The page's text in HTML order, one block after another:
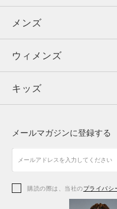
メンズ
ウィメンズ
キッズ
アクセサリー
メンズ
トップス
ボトムス
アクセサリー
ウィメンズ
トップス
シューズ
アクセサリー
キッズ
シューズ
メールマガジンに登録する
購読の際は、当社のプライバシ